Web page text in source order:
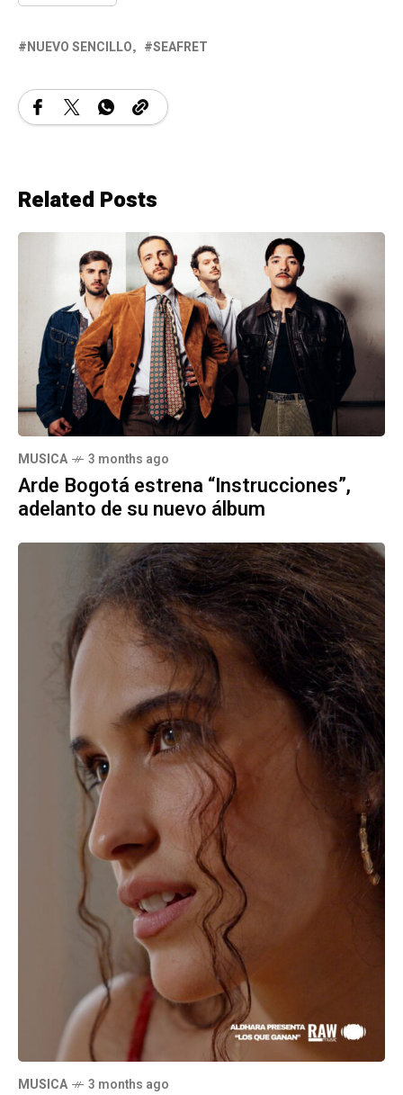
NUEVO SENCILLO SEAFRET
Related Posts
MUSICA 3 months ago
Arde Bogotá estrena “Instrucciones”,
adelanto de su nuevo álbum
MUSICA 3 months ago